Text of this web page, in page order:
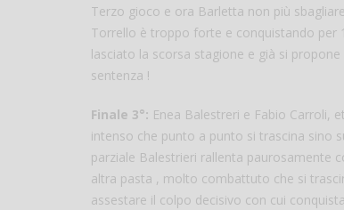
Terzo gioco e ora Barletta non più
Torrello è troppo forte e conquistando per
lasciato la scorsa stagione e già si
sentenza !
Finale 3°: Enea Balestreri e Fabio Carroli,
intenso che punto a punto si trascina sino
parziale Balestrieri rallenta paurosamente
altra pasta , molto combattuto che si
assestare il colpo decisivo con cui